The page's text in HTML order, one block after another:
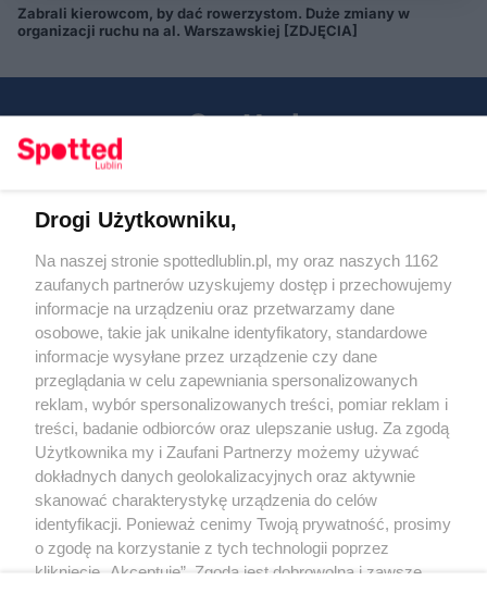
Zabrali kierowcom, by dać rowerzystom. Duże zmiany w
organizacji ruchu na al. Warszawskiej [ZDJĘCIA]
KATEGORIE
OGŁOSZENIA
WYDARZENIA
NA SKRÓTY
Regulamin
Polityka prywatności
RODO
Warunki korzystania z treści
Drogi Użytkowniku,
Na naszej stronie spottedlublin.pl, my oraz naszych 1162
zaufanych partnerów uzyskujemy dostęp i przechowujemy
informacje na urządzeniu oraz przetwarzamy dane
osobowe, takie jak unikalne identyfikatory, standardowe
informacje wysyłane przez urządzenie czy dane
przeglądania w celu zapewniania spersonalizowanych
reklam, wybór spersonalizowanych treści, pomiar reklam i
treści, badanie odbiorców oraz ulepszanie usług. Za zgodą
Użytkownika my i Zaufani Partnerzy możemy używać
dokładnych danych geolokalizacyjnych oraz aktywnie
skanować charakterystykę urządzenia do celów
identyfikacji. Ponieważ cenimy Twoją prywatność, prosimy
o zgodę na korzystanie z tych technologii poprzez
kliknięcie „Akceptuję”. Zgoda jest dobrowolna i zawsze